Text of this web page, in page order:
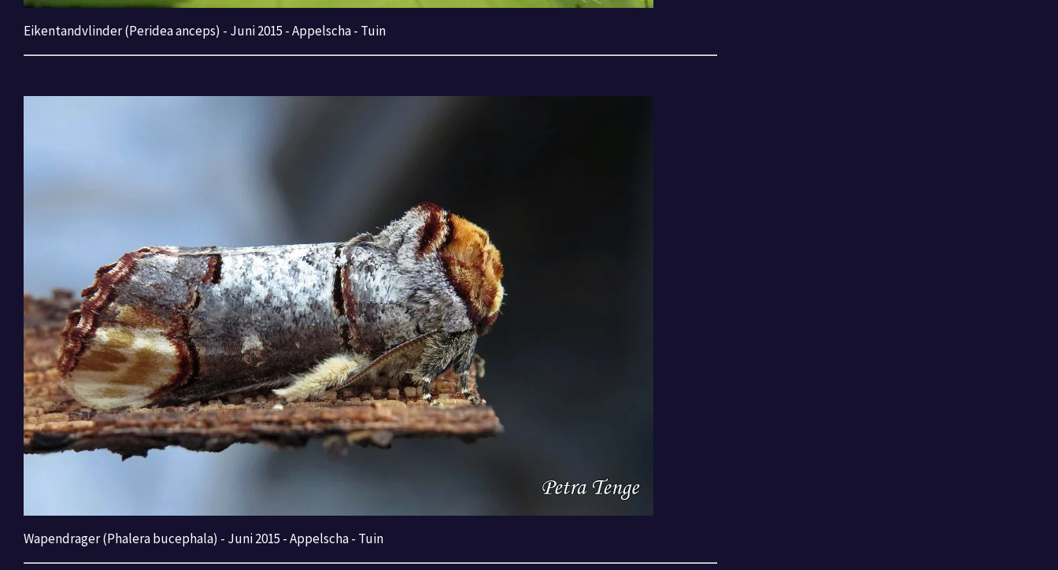
Eikentandvlinder (Peridea anceps) - Juni 2015 - Appelscha - Tuin
Wapendrager (Phalera bucephala) - Juni 2015 - Appelscha - Tuin